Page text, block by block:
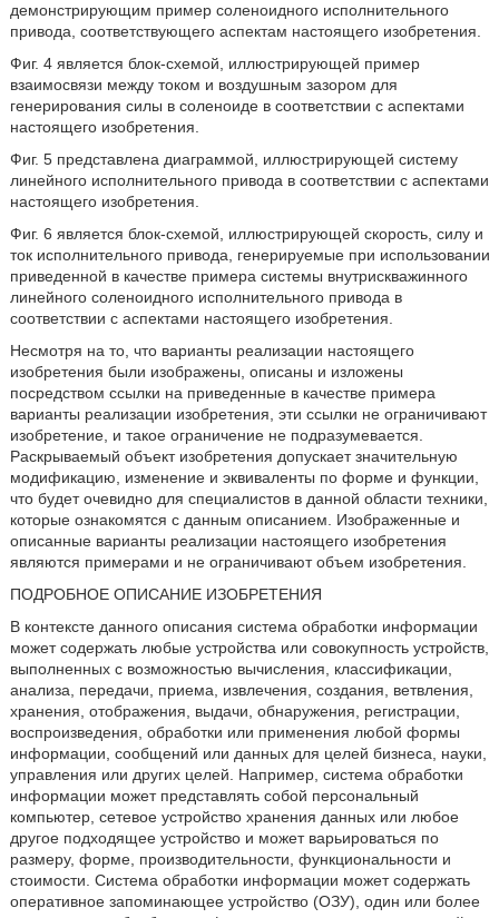
демонстрирующим пример соленоидного исполнительного
привода, соответствующего аспектам настоящего изобретения.
Фиг. 4 является блок-схемой, иллюстрирующей пример
взаимосвязи между током и воздушным зазором для
генерирования силы в соленоиде в соответствии с аспектами
настоящего изобретения.
Фиг. 5 представлена диаграммой, иллюстрирующей систему
линейного исполнительного привода в соответствии с аспектами
настоящего изобретения.
Фиг. 6 является блок-схемой, иллюстрирующей скорость, силу и
ток исполнительного привода, генерируемые при использовании
приведенной в качестве примера системы внутрискважинного
линейного соленоидного исполнительного привода в
соответствии с аспектами настоящего изобретения.
Несмотря на то, что варианты реализации настоящего
изобретения были изображены, описаны и изложены
посредством ссылки на приведенные в качестве примера
варианты реализации изобретения, эти ссылки не ограничивают
изобретение, и такое ограничение не подразумевается.
Раскрываемый объект изобретения допускает значительную
модификацию, изменение и эквиваленты по форме и функции,
что будет очевидно для специалистов в данной области техники,
которые ознакомятся с данным описанием. Изображенные и
описанные варианты реализации настоящего изобретения
являются примерами и не ограничивают объем изобретения.
ПОДРОБНОЕ ОПИСАНИЕ ИЗОБРЕТЕНИЯ
В контексте данного описания система обработки информации
может содержать любые устройства или совокупность устройств,
выполненных с возможностью вычисления, классификации,
анализа, передачи, приема, извлечения, создания, ветвления,
хранения, отображения, выдачи, обнаружения, регистрации,
воспроизведения, обработки или применения любой формы
информации, сообщений или данных для целей бизнеса, науки,
управления или других целей. Например, система обработки
информации может представлять собой персональный
компьютер, сетевое устройство хранения данных или любое
другое подходящее устройство и может варьироваться по
размеру, форме, производительности, функциональности и
стоимости. Система обработки информации может содержать
оперативное запоминающее устройство (ОЗУ), один или более